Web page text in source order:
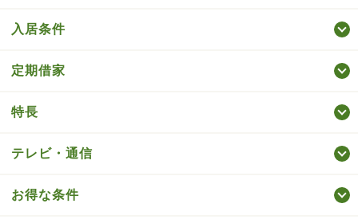
入居条件
定期借家
特長
テレビ・通信
お得な条件